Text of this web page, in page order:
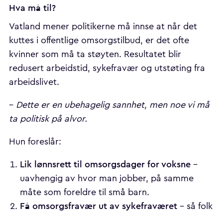
Hva må til?
Vatland mener politikerne må innse at når det
kuttes i offentlige omsorgstilbud, er det ofte
kvinner som må ta støyten. Resultatet blir
redusert arbeidstid, sykefravær og utstøting fra
arbeidslivet.
– Dette er en ubehagelig sannhet, men noe vi må
ta politisk på alvor.
Hun foreslår:
Lik lønnsrett til omsorgsdager for voksne–
uavhengig av hvor man jobber, på samme
måte som foreldre til små barn.
Få omsorgsfravær ut av sykefraværet– så folk